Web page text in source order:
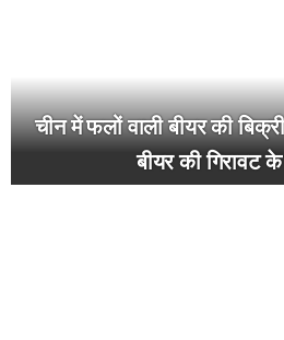
चीन में फलों वाली बीयर की
बीयर की गिरावट